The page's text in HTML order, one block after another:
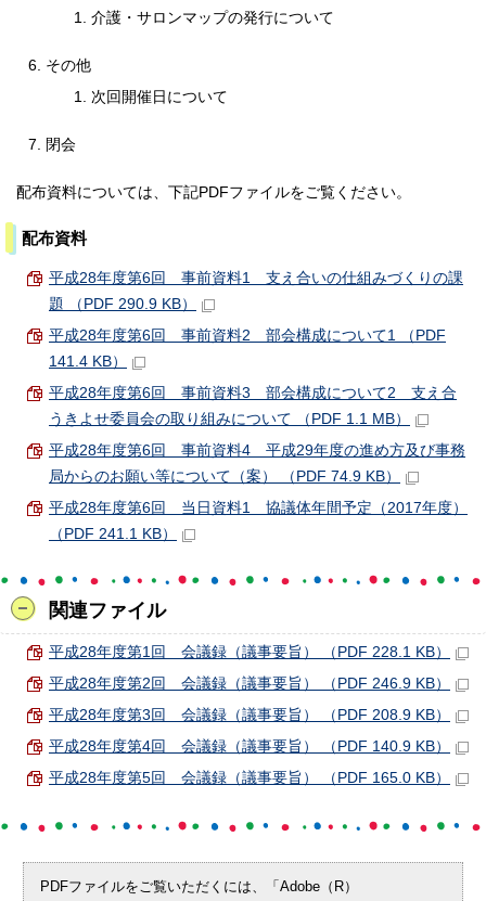
介護・サロンマップの発行について
その他
次回開催日について
閉会
配布資料については、下記PDFファイルをご覧ください。
配布資料
平成28年度第6回 事前資料1 支え合いの仕組みづくりの課
題 （PDF 290.9 KB）
平成28年度第6回 事前資料2 部会構成について1 （PDF
141.4 KB）
平成28年度第6回 事前資料3 部会構成について2 支え合
うきよせ委員会の取り組みについて （PDF 1.1 MB）
平成28年度第6回 事前資料4 平成29年度の進め方及び事務
局からのお願い等について（案） （PDF 74.9 KB）
平成28年度第6回 当日資料1 協議体年間予定（2017年度）
（PDF 241.1 KB）
関連ファイル
平成28年度第1回 会議録（議事要旨） （PDF 228.1 KB）
平成28年度第2回 会議録（議事要旨） （PDF 246.9 KB）
平成28年度第3回 会議録（議事要旨） （PDF 208.9 KB）
平成28年度第4回 会議録（議事要旨） （PDF 140.9 KB）
平成28年度第5回 会議録（議事要旨） （PDF 165.0 KB）
PDFファイルをご覧いただくには、「Adobe（R）